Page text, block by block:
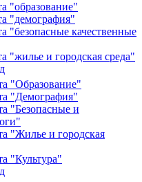
"образование"
"демография"
"безопасные качественные
"жилье и городская среда"
"Образование"
"Демография"
"Безопасные и
"Жилье и городская
"Культура"